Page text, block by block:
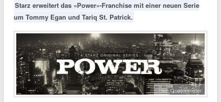
Starz erweitert das «Power»-Franchise mit einer neuen Serie
um Tommy Egan und Tariq St. Patrick.
Bild: Quotenmeter